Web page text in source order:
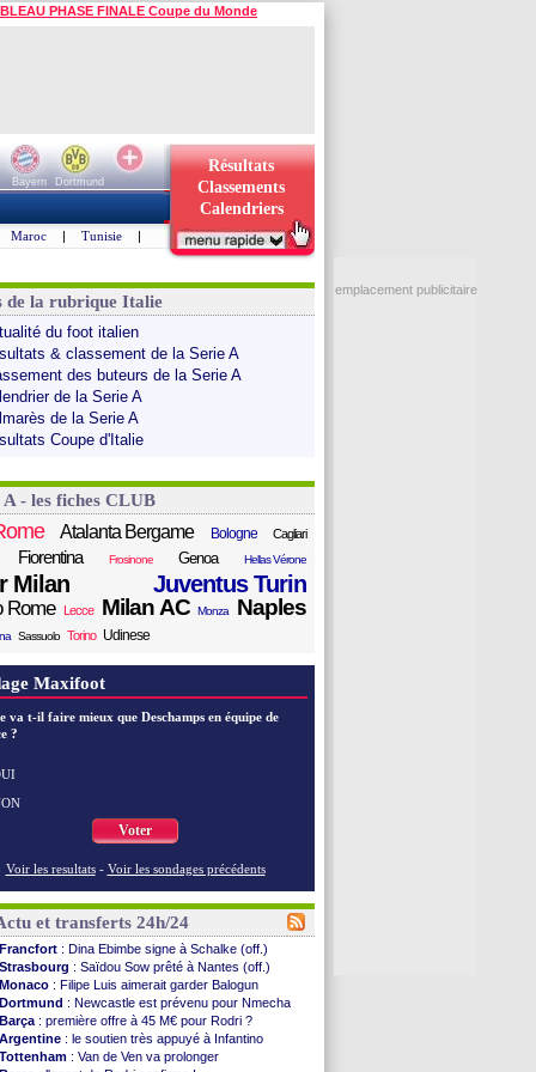
PHASE FINALE Coupe du Monde
Bayern
Dortmund
Résultats
Classements
Calendriers
Maroc | Tunisie |
de la rubrique Italie
du foot italien
& classement de la Serie A
des buteurs de la Serie A
de la Serie A
de la Serie A
Coupe d'Italie
A - les fiches CLUB
Atalanta Bergame Bologne
Cagliari
Fiorentina Frosinone Genoa Hellas Vérone
Milan Juventus Turin
Rome Lecce Milan AC Monza Naples
Sassuolo Torino Udinese
Maxifoot
va t-il faire mieux que Deschamps en équipe de
?
Voter
Voir les resultats - Voir les sondages précédents
et transferts 24h/24
Francfort : Dina Ebimbe signe à Schalke (off.)
Strasbourg : Saïdou Sow prêté à Nantes (off.)
Monaco : Filipe Luis aimerait garder Balogun
Dortmund : Newcastle est prévenu pour Nmecha
Barça : première offre à 45 M€ pour Rodri ?
Argentine : le soutien très appuyé à Infantino
Tottenham : Van de Ven va prolonger
emplacement publicitaire